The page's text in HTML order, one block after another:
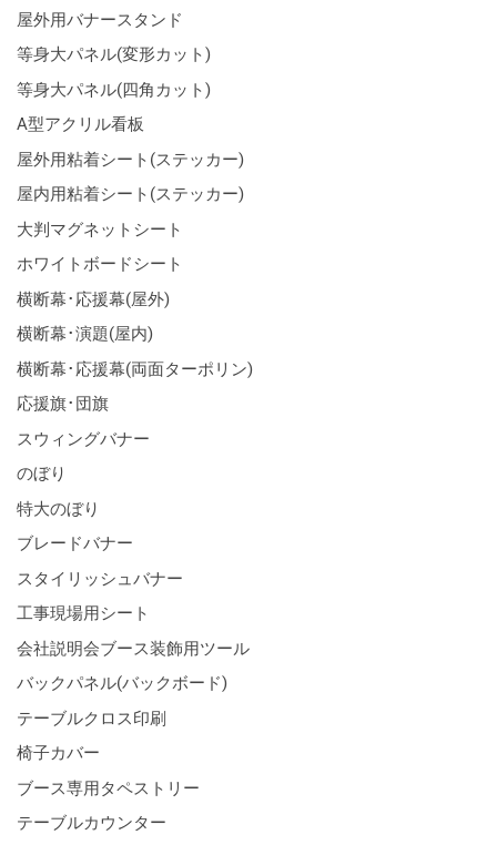
屋外用バナースタンド
等身大パネル(変形カット)
等身大パネル(四角カット)
A型アクリル看板
屋外用粘着シート(ステッカー)
屋内用粘着シート(ステッカー)
大判マグネットシート
ホワイトボードシート
横断幕･応援幕(屋外)
横断幕･演題(屋内)
横断幕･応援幕(両面ターポリン)
応援旗･団旗
スウィングバナー
のぼり
特大のぼり
ブレードバナー
スタイリッシュバナー
工事現場用シート
会社説明会ブース装飾用ツール
バックパネル(バックボード)
テーブルクロス印刷
椅子カバー
ブース専用タペストリー
テーブルカウンター